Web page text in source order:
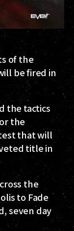
of the
be fired in
the tactics
the
that will
title in
the
to Fade
seven day